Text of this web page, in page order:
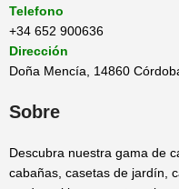
Telefono
+34 652 900636
Dirección
Doña Mencía, 14860
Sobre
Descubra nuestra gama de
cabañas, casetas de jardín,